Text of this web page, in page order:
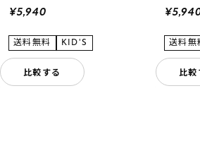
¥5,940
比較する 比較